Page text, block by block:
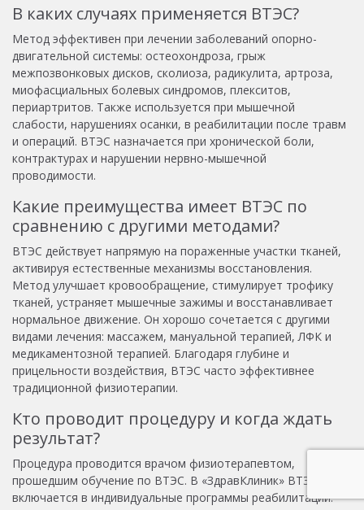
В каких случаях применяется ВТЭС?
Метод эффективен при лечении заболеваний опорно-
двигательной системы: остеохондроза, грыж
межпозвонковых дисков, сколиоза, радикулита, артроза,
миофасциальных болевых синдромов, плекситов,
периартритов. Также используется при мышечной
слабости, нарушениях осанки, в реабилитации после травм
и операций. ВТЭС назначается при хронической боли,
контрактурах и нарушении нервно-мышечной
проводимости.
Какие преимущества имеет ВТЭС по
сравнению с другими методами?
ВТЭС действует напрямую на пораженные участки тканей,
активируя естественные механизмы восстановления.
Метод улучшает кровообращение, стимулирует трофику
тканей, устраняет мышечные зажимы и восстанавливает
нормальное движение. Он хорошо сочетается с другими
видами лечения: массажем, мануальной терапией, ЛФК и
медикаментозной терапией. Благодаря глубине и
прицельности воздействия, ВТЭС часто эффективнее
традиционной физиотерапии.
Кто проводит процедуру и когда ждать
результат?
Процедура проводится врачом физиотерапевтом,
прошедшим обучение по ВТЭС. В «ЗдравКлиник» ВТЭС
включается в индивидуальные программы реабилитации.